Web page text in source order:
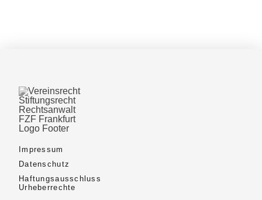
Impressum
Datenschutz
Haftungsausschluss
Urheberrechte